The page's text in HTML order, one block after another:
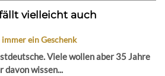
vielleicht auch
ein Geschenk
Viele wollen aber 35 Jahre
davon wissen...